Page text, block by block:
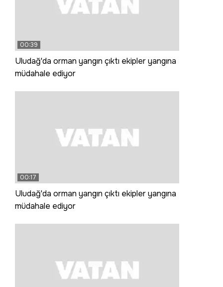
00:39
Uludağ'da orman yangın çıktı ekipler yangına
müdahale ediyor
00:17
Uludağ'da orman yangın çıktı ekipler yangına
müdahale ediyor